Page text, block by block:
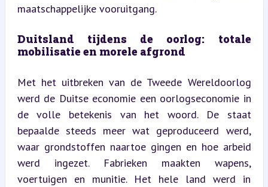
maatschappelijke vooruitgang.
Duitsland tijdens de oorlog: totale
mobilisatie en morele afgrond
Met het uitbreken van de Tweede Wereldoorlog
werd de Duitse economie een oorlogseconomie in
de volle betekenis van het woord. De staat
bepaalde steeds meer wat geproduceerd werd,
waar grondstoffen naartoe gingen en hoe arbeid
werd ingezet. Fabrieken maakten wapens,
voertuigen en munitie. Het hele land werd in